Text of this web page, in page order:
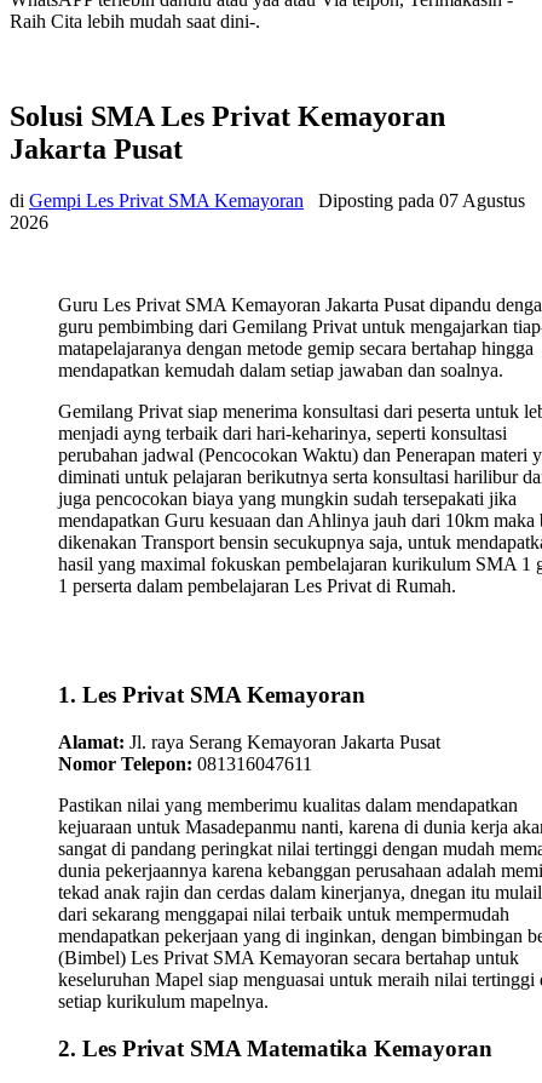
Raih Cita lebih mudah saat dini-.
Solusi SMA Les Privat Kemayoran
Jakarta Pusat
di Gempi Les Privat SMA Kemayoran Diposting pada 07 Agustus
2026
Guru Les Privat SMA Kemayoran Jakarta Pusat dipandu
guru pembimbing dari Gemilang Privat untuk mengajarkan
matapelajaranya dengan metode gemip secara bertahap hingga
mendapatkan kemudah dalam setiap jawaban dan soalnya.
Gemilang Privat siap menerima konsultasi dari peserta untuk
menjadi ayng terbaik dari hari-keharinya, seperti konsultasi
perubahan jadwal (Pencocokan Waktu) dan Penerapan materi
diminati untuk pelajaran berikutnya serta konsultasi harilibur
juga pencocokan biaya yang mungkin sudah tersepakati jika
mendapatkan Guru kesuaan dan Ahlinya jauh dari 10km maka
dikenakan Transport bensin secukupnya saja, untuk
hasil yang maximal fokuskan pembelajaran kurikulum SMA 1
1 perserta dalam pembelajaran Les Privat di Rumah.
1. Les Privat SMA Kemayoran
Alamat: Jl. raya Serang Kemayoran Jakarta Pusat
Nomor Telepon: 081316047611
Pastikan nilai yang memberimu kualitas dalam mendapatkan
kejuaraan untuk Masadepanmu nanti, karena di dunia kerja
sangat di pandang peringkat nilai tertinggi dengan mudah
dunia pekerjaannya karena kebanggan perusahaan adalah
tekad anak rajin dan cerdas dalam kinerjanya, dnegan itu
dari sekarang menggapai nilai terbaik untuk mempermudah
mendapatkan pekerjaan yang di inginkan, dengan bimbingan
(Bimbel) Les Privat SMA Kemayoran secara bertahap untuk
keseluruhan Mapel siap menguasai untuk meraih nilai tertinggi
setiap kurikulum mapelnya.
2. Les Privat SMA Matematika Kemayoran